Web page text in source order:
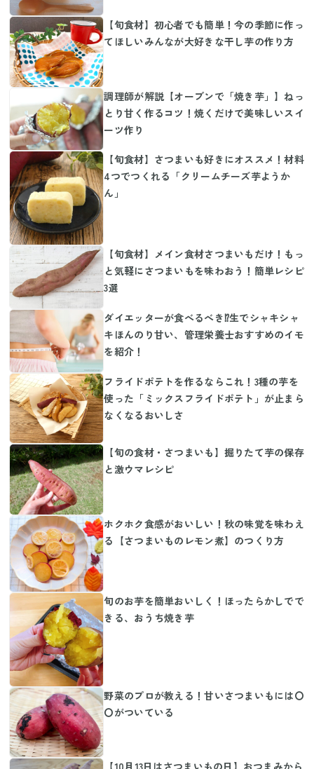
【旬食材】初心者でも簡単！今の季節に作っ
てほしいみんなが大好きな干し芋の作り方
調理師が解説【オーブンで「焼き芋」】ねっ
とり甘く作るコツ！焼くだけで美味しいスイ
ーツ作り
【旬食材】さつまいも好きにオススメ！材料
4つでつくれる「クリームチーズ芋ようか
ん」
【旬食材】メイン食材さつまいもだけ！もっ
と気軽にさつまいもを味わおう！簡単レシピ
3選
ダイエッターが食べるべき⁉生でシャキシャ
キほんのり甘い、管理栄養士おすすめのイモ
を紹介！
フライドポテトを作るならこれ！3種の芋を
使った「ミックスフライドポテト」が止まら
なくなるおいしさ
【旬の食材・さつまいも】掘りたて芋の保存
と激ウマレシピ
ホクホク食感がおいしい！秋の味覚を味わえ
る【さつまいものレモン煮】のつくり方
旬のお芋を簡単おいしく！ほったらかしでで
きる、おうち焼き芋
野菜のプロが教える！甘いさつまいもには〇
〇がついている